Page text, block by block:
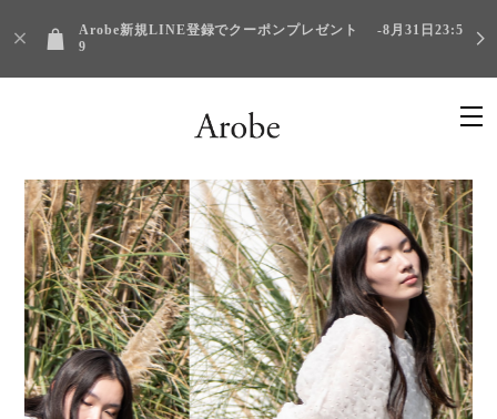
Arobe新規LINE登録でクーポンプレゼント -8月31日23:5
9